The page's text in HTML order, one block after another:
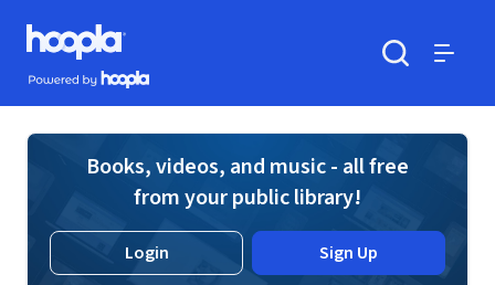
Skip to main content
Hoopla logo
Powered by Hoopla
Books, videos, and music - all free
from your public library!
Login Sign Up